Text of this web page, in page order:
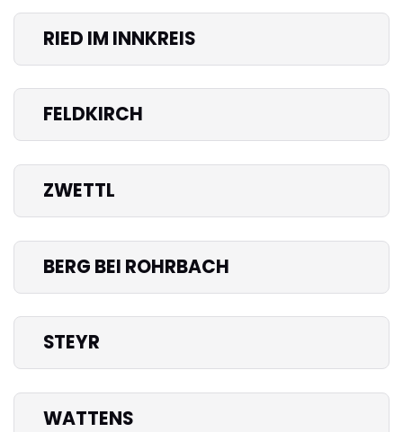
RIED IM INNKREIS
FELDKIRCH
ZWETTL
BERG BEI ROHRBACH
STEYR
WATTENS